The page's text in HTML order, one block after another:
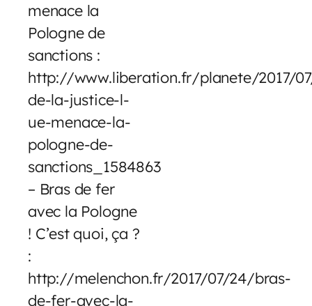
menace la
Pologne de
sanctions :
http://www.liberation.fr/planete/2017/
de-la-justice-l-
ue-menace-la-
pologne-de-
sanctions_1584863
– Bras de fer
avec la Pologne
! C’est quoi, ça ?
:
http://melenchon.fr/2017/07/24/bras-
de-fer-avec-la-